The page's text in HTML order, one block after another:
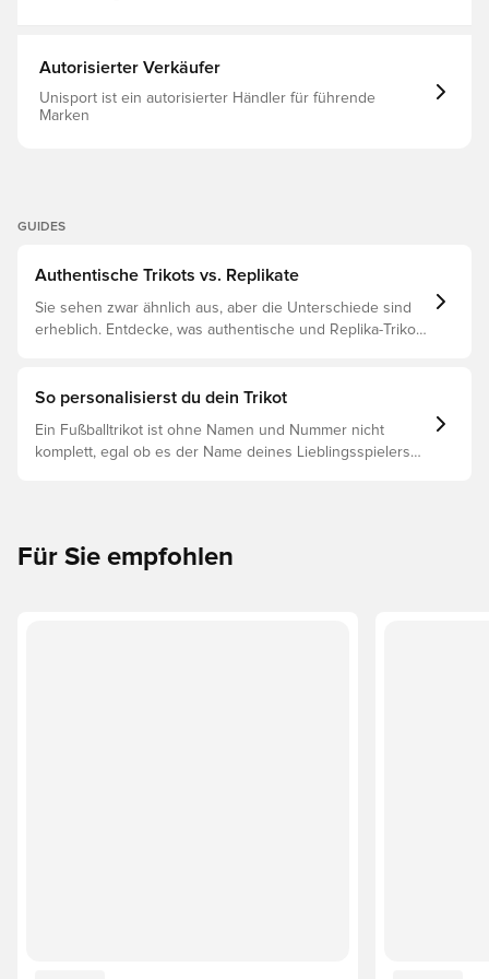
Autorisierter Verkäufer
Unisport ist ein autorisierter Händler für führende
Marken
GUIDES
Authentische Trikots vs. Replikate
Sie sehen zwar ähnlich aus, aber die Unterschiede sind
erheblich. Entdecke, was authentische und Replika-Trikots
So personalisierst du dein Trikot
Ein Fußballtrikot ist ohne Namen und Nummer nicht
komplett, egal ob es der Name deines Lieblingsspielers
Für Sie empfohlen